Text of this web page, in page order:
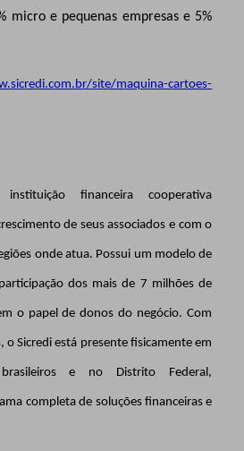
micro e pequenas empresas e 5%
site/maquina-cartoes-
financeira cooperativa
de seus associados e com o
onde atua. Possui um modelo de
dos mais de 7 milhões de
o papel de donos do negócio. Com
o Sicredi está presente fisicamente em
e no Distrito Federal,
completa de soluções financeiras e